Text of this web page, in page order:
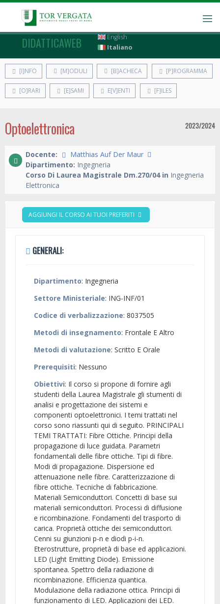
DIDATTICAWEB
English
Italiano
[I]NFO [M]ODULI [B]ACHECA [P]ROGRAMMA
[O]RARI [E]SAMI E[V]ENTI [F]ILES
Optoelettronica 2023/2024
Docente:
Matthias Auf Der Maur
Dipartimento: Ingegneria
Corso Di Laurea Magistrale Dm.270/04 in Ingegneria
Elettronica
AGGIUNGI IL CORSO AI TUOI PREFERITI
GENERALI:
Dipartimento: Ingegneria
Settore Ministeriale: ING-INF/01
Codice di verbalizzazione: 8037505
Metodi di insegnamento: Frontale E Altro
Metodi di valutazione: Scritto E Orale
Prerequisiti: Nessuno
Obiettivi: Il corso si propone di fornire agli
studenti della Laurea Magistrale gli stumenti di
analisi e progettazione dei sistemi e
componenti optoelettronici. I temi trattati nel
corso sono riassunti qui di seguito. PRINCIPALI
TEMI TRATTATI: Fibre Ottiche. Principi della
propagazione di luce guidata. Parametri
fondamentali delle fibre ottiche. Tipi di fibre.
Modi di propagazione. Dispersione ed
attenuazione nelle fibre. Caratterizzazione di
fibre ottiche. Tecniche di fabbricazione.
Materiali Semiconduttori. Concetti di base sui
materiali semiconduttori. Processi di diffusione
e ricombinazione. Fondamenti del trasporto di
carica. Proprietà ottiche dei semiconduttori.
Cenni su giunzioni p-n e diodi p-i-n.
Eterostrutture, proprietà di base ed applicazioni.
LED (Light Emitting Diode). Emissione
spontanea. Spettro della radiazione di
ricombinazione. Efficienza quantica.
Modulazione della radiazione ottica. Principi di
funzionamento di LED. Applicazioni dei LED.